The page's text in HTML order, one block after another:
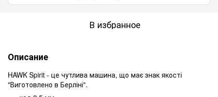
В избранное
Описание
HAWK Spirit - це чутлива машина, що має знак якості
"Виготовлено в Берліні".